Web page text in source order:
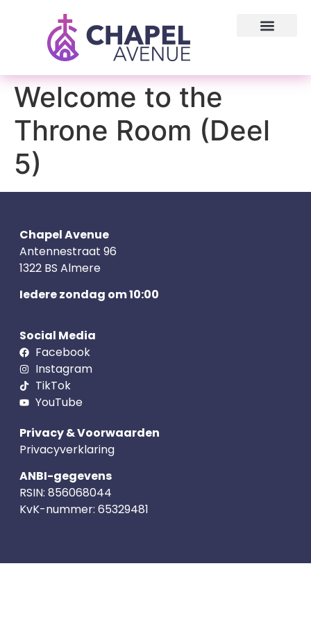
Welcome to the
Throne Room (Deel
5)
Chapel Avenue
Antennestraat 96
1322 BS Almere
Iedere zondag om 10:00
Social Media
Facebook
Instagram
TikTok
YouTube
Privacy & Voorwaarden
Privacyverklaring
ANBI-gegevens
RSIN: 856068044
KvK-nummer: 65329481